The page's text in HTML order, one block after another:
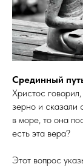
Срединный
Христос
зерно и сказали
в море, то она
есть эта вера?
Этот вопрос